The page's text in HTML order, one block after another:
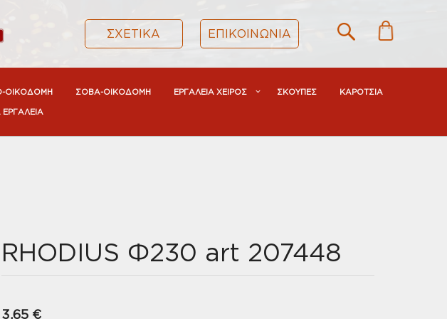
ΣΧΕΤΙΚΑ ΕΠΙΚΟΙΝΩΝΙΑ
ΟΙΚΟΔΟΜΗ ΣΟΒΑ-ΟΙΚΟΔΟΜΗ ΕΡΓΑΛΕΙΑ ΧΕΙΡΟΣ ΣΚΟΥΠΕΣ ΚΑΡΟΤΣΙΑ
ΕΡΓΑΛΕΙΑ
RHODIUS Φ230 art 207448
3,65 €